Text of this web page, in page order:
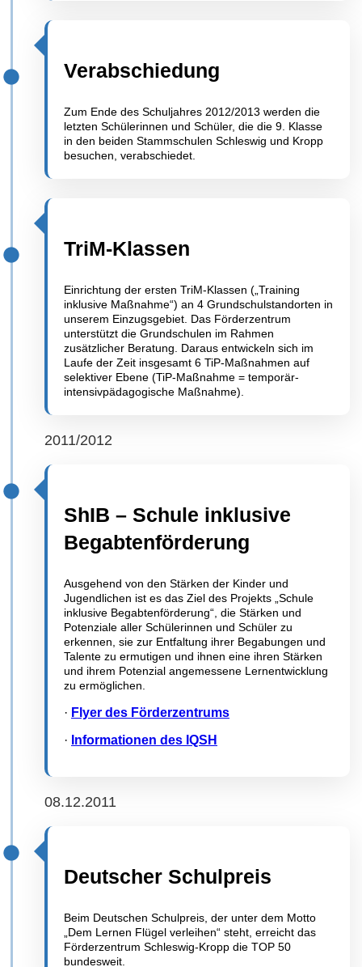
Verabschiedung
Zum Ende des Schuljahres 2012/2013 werden die
letzten Schülerinnen und Schüler, die die 9. Klasse
in den beiden Stammschulen Schleswig und Kropp
besuchen, verabschiedet.
TriM-Klassen
Einrichtung der ersten TriM-Klassen („Training
inklusive Maßnahme“) an 4 Grundschulstandorten in
unserem Einzugsgebiet. Das Förderzentrum
unterstützt die Grundschulen im Rahmen
zusätzlicher Beratung. Daraus entwickeln sich im
Laufe der Zeit insgesamt 6 TiP-Maßnahmen auf
selektiver Ebene (TiP-Maßnahme = temporär-
intensivpädagogische Maßnahme).
2011/2012
ShIB – Schule inklusive
Begabtenförderung
Ausgehend von den Stärken der Kinder und
Jugendlichen ist es das Ziel des Projekts „Schule
inklusive Begabtenförderung“, die Stärken und
Potenziale aller Schülerinnen und Schüler zu
erkennen, sie zur Entfaltung ihrer Begabungen und
Talente zu ermutigen und ihnen eine ihren Stärken
und ihrem Potenzial angemessene Lernentwicklung
zu ermöglichen.
· Flyer des Förderzentrums
· Informationen des IQSH
08.12.2011
Deutscher Schulpreis
Beim Deutschen Schulpreis, der unter dem Motto
„Dem Lernen Flügel verleihen“ steht, erreicht das
Förderzentrum Schleswig-Kropp die TOP 50
bundesweit.